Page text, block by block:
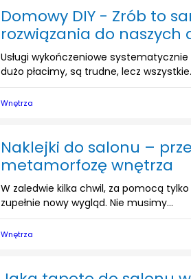
Domowy DIY - Zrób to
rozwiązania do naszych
Usługi wykończeniowe
dużo płacimy, są trudne, lecz
Wnętrza
Naklejki do salonu –
metamorfozę wnętrza
W zaledwie kilka chwil, za pomocą
zupełnie nowy wygląd. Nie musimy...
Wnętrza